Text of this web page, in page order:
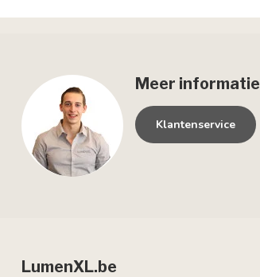
Meer informatie
Klantenservice
LumenXL.be